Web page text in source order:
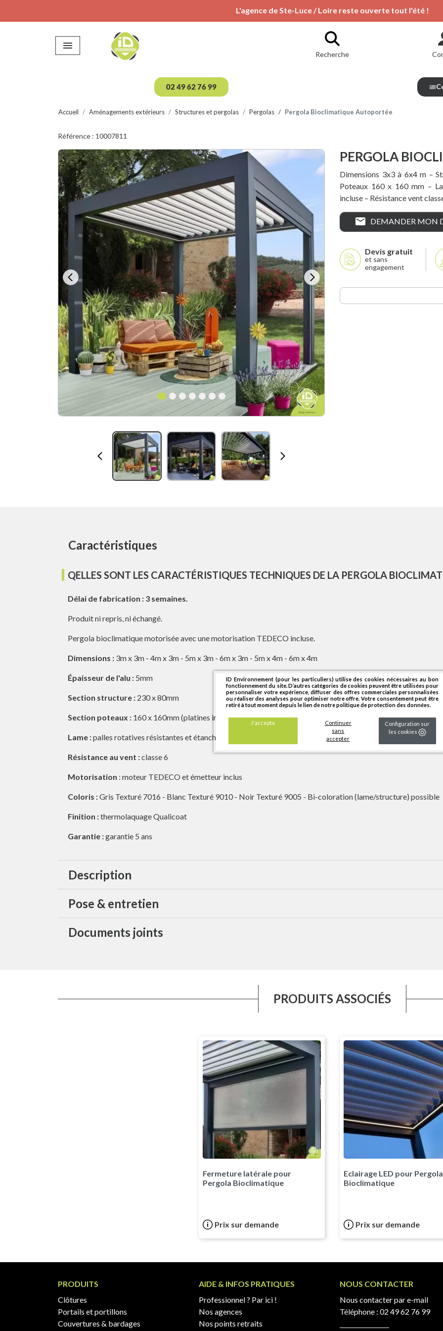
ID Environnement (pour les particuliers) utilise des cookies nécessaires au bon
fonctionnement du site. D’autres catégories de cookies peuvent être utilisées pour
personnaliser votre expérience, diffuser des offres commerciales personnalisées
ou réaliser des analyses pour optimiser notre offre. Votre consentement peut être
retiré à tout moment depuis le lien de notre politique de protection des données.
J'accepte
Continuer
sans
accepter
Configuration sur
les cookies
L'agence de Ste-Luce / Loire reste ouverte tout l'été !

Recherche
02 49 62 76 99
Accueil Aménagements extérieurs Structures et pergolas Pergolas Pergola Bioclimatique Autoportée
Référence : 10007811
1 2 3 4 5 6 7
PERGOLA
Dimensions 3x3 à 6x4 m –
Poteaux 160 x 160 mm –
incluse – Résistance vent
mail DEMANDER MON
Devis gratuit
et sans
engagement
Caractéristiques
QELLES SONT LES CARACTÉRISTIQUES TECHNIQUES DE LA PERGOLA
Délai de fabrication : 3 semaines.
Produit ni repris, ni échangé.
Pergola bioclimatique motorisée avec une motorisation TEDECO incluse.
Dimensions : 3m x 3m - 4m x 3m - 5m x 3m - 6m x 3m - 5m x 4m - 6m x 4m
Épaisseur de l'alu : 5mm
Section structure : 230 x 80mm
Section poteaux : 160 x 160mm (platines invisibles)
Lame :palles rotatives résistantes et étanches 213 x 40mm
Résistance au vent :classe 6
Motorisation : moteur TEDECO et émetteur inclus
Coloris :Gris Texturé 7016 - Blanc Texturé 9010 - Noir Texturé 9005 - Bi-coloration (lame/structure) possible
Finition :thermolaquage Qualicoat
Garantie :garantie 5 ans
Description
Pose & entretien
Documents joints
PRODUITS ASSOCIÉS
Fermeture latérale pour
Pergola Bioclimatique
Prix sur demande
Eclairage LED pour Pergola
Bioclimatique
Prix sur demande
PRODUITS
Clôtures
Portails et portillons
Couvertures & bardages
AIDE & INFOS PRATIQUES
Professionnel ? Par ici !
Nos agences
Nos points retraits
NOUS CONTACTER
Nous contacter par e-mail
Téléphone : 02 49 62 76 99